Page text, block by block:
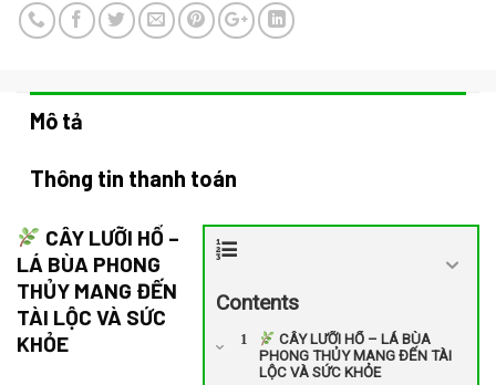
Mô tả
Thông tin thanh toán
Contents
CÂY LƯỠI HỔ – LÁ BÙA
PHONG THỦY MANG ĐẾN TÀI
LỘC VÀ SỨC KHỎE
CÂY LƯỠI HỔ –
LÁ BÙA PHONG
THỦY MANG ĐẾN
TÀI LỘC VÀ SỨC
KHỎE